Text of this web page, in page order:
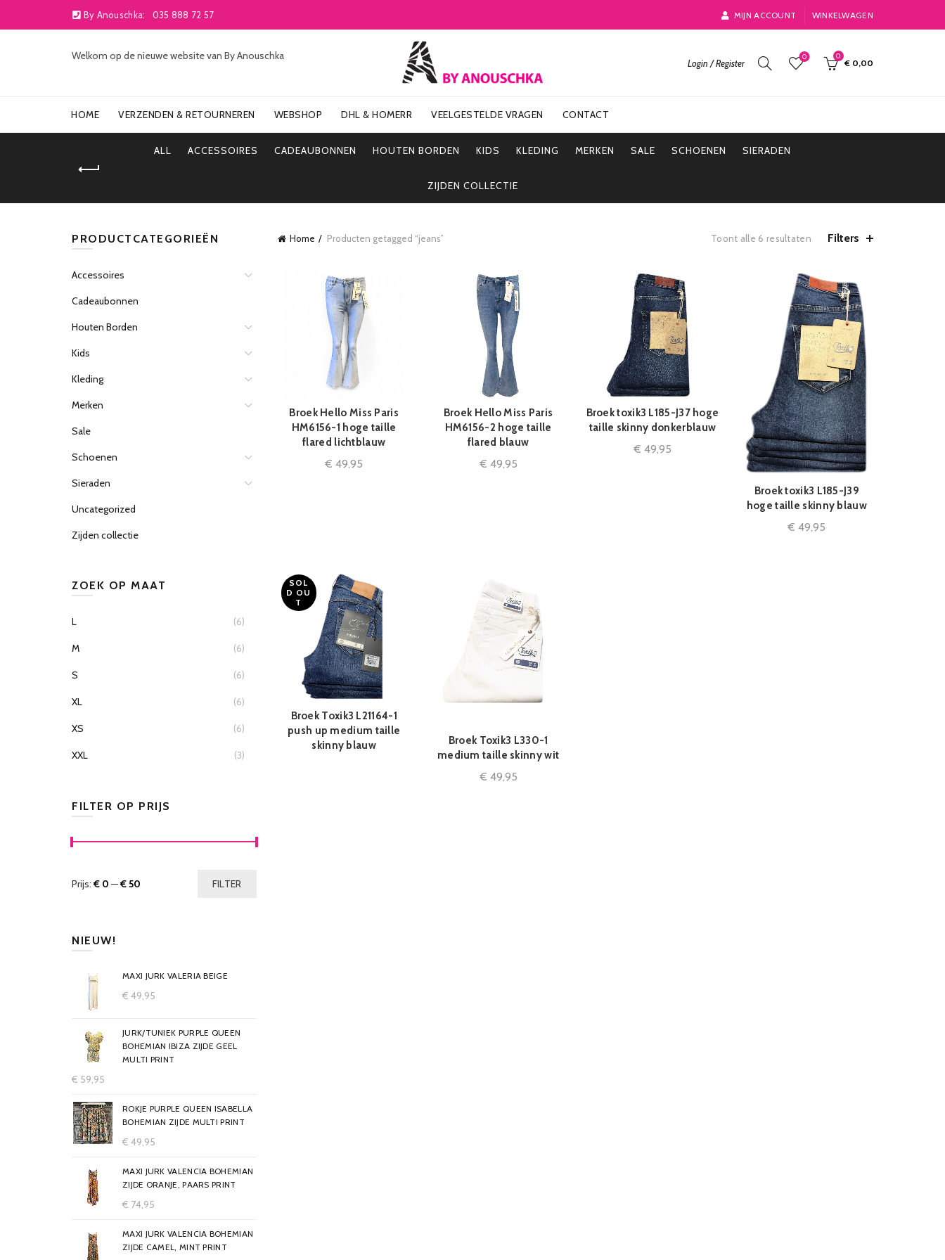
By Anouschka: 035 888 72 57 MIJN ACCOUNT WINKELWAGEN
Welkom op de nieuwe website van By Anouschka
Login / Register
0 0
€ 0,00
HOME VERZENDEN & RETOURNEREN WEBSHOP DHL & HOMERR VEELGESTELDE VRAGEN CONTACT
ALL ACCESSOIRES CADEAUBONNEN HOUTEN BORDEN KIDS KLEDING MERKEN SALE SCHOENEN SIERADEN
ZIJDEN COLLECTIE
Home Producten getagged “jeans” Toont alle 6 resultaten Filters
QUICK SHOP
Broek Hello Miss Paris
HM6156-1 hoge taille
flared lichtblauw
€ 49,95
QUICK SHOP
Broek Hello Miss Paris
HM6156-2 hoge taille
flared blauw
€ 49,95
QUICK SHOP
Broek toxik3 L185-J37 hoge
taille skinny donkerblauw
€ 49,95
QUICK SHOP
Broek toxik3 L185-J39
hoge taille skinny blauw
€ 49,95
SOL
D OU
T
QUICK SHOP
Broek Toxik3 L21164-1
push up medium taille
skinny blauw
QUICK SHOP
Broek Toxik3 L330-1
medium taille skinny wit
€ 49,95
PRODUCTCATEGORIEËN
Accessoires
Cadeaubonnen
Houten Borden
Kids
Kleding
Merken
Sale
Schoenen
Sieraden
Uncategorized
Zijden collectie
ZOEK OP MAAT
L (6)
M (6)
S (6)
XL (6)
XS (6)
XXL (3)
FILTER OP PRIJS
FILTER
Prijs: € 0 —€ 50
NIEUW!
MAXI JURK VALERIA BEIGE
€ 49,95
JURK/TUNIEK PURPLE QUEEN
BOHEMIAN IBIZA ZIJDE GEEL
MULTI PRINT
€ 59,95
ROKJE PURPLE QUEEN ISABELLA
BOHEMIAN ZIJDE MULTI PRINT
€ 49,95
MAXI JURK VALENCIA BOHEMIAN
ZIJDE ORANJE, PAARS PRINT
€ 74,95
MAXI JURK VALENCIA BOHEMIAN
ZIJDE CAMEL, MINT PRINT